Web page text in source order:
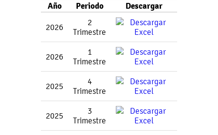
Año Periodo Descargar
2026
2
Trimestre
2026
1
Trimestre
2025
4
Trimestre
2025
3
Trimestre